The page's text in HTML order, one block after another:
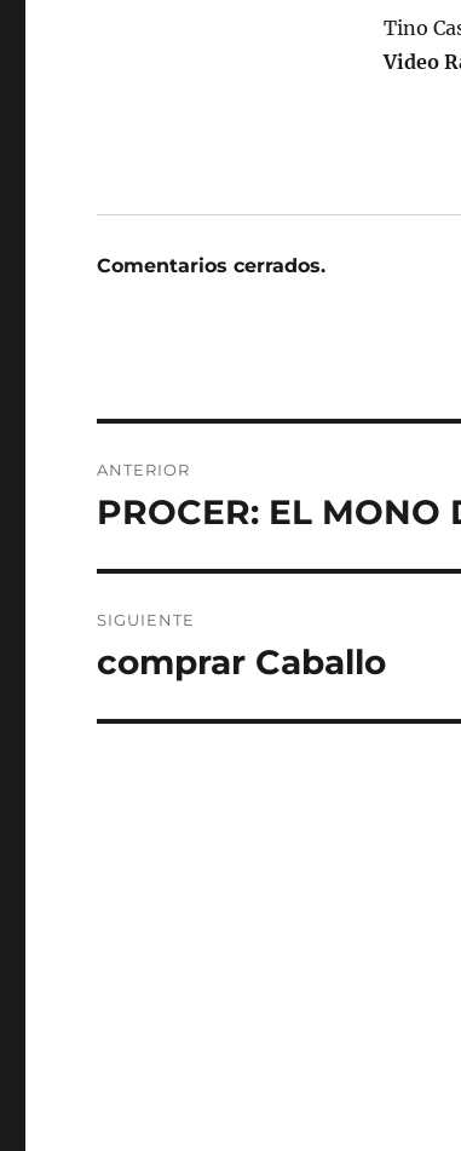
Tino
Video
Comentarios cerrados.
de
ANTERIOR
Entrada
PROCER: EL
SIGUIENTE
Entrada
comprar Caballo